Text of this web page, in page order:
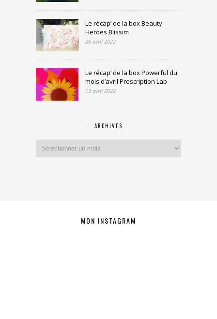
Le récap’ de la box Beauty
Heroes Blissim
26 avril 2022
Le récap’ de la box Powerful du
mois d’avril Prescription Lab
13 avril 2022
ARCHIVES
MON INSTAGRAM